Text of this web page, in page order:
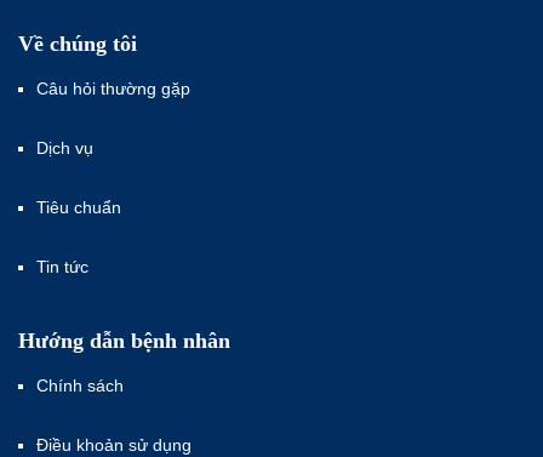
Về chúng tôi
Câu hỏi thường gặp
Dịch vụ
Tiêu chuẩn
Tin tức
Hướng dẫn bệnh nhân
Chính sách
Điều khoản sử dụng